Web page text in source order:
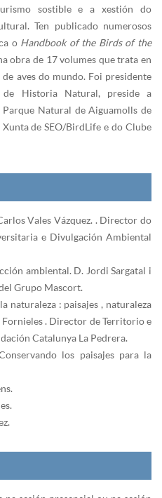
sostible e a xestión do
Ten publicado numerosos
o Handbook of the Birds of the
obra de 17 volumes que trata en
aves do mundo. Foi presidente
de Historia Natural, preside a
Natural de Aiguamolls de
de SEO/BirdLife e do Clube
Vales Vázquez. . Director do
e Divulgación Ambiental
ambiental. D. Jordi Sargatal i
Grupo Mascort.
naturaleza : paisajes , naturaleza
Fornieles . Director de Territorio e
Catalunya La Pedrera.
los paisajes para la